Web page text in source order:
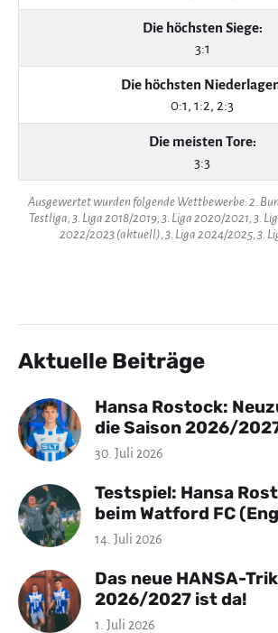
Die höchsten Siege:
3:1
Die höchsten
0:1, 1:2, 2:3
Die meisten Tore:
3:3
Ausgewertet wurden folgende Wettbewerbe: 2.
Testliga, 3. Liga 2018/2019, 3. Liga 2020/2021, 3.
2022/2023 (aktuell), 3. Liga 2024/2025, 3.
Aktuelle Beiträge
Hansa Rostock:
die Saison 2026/
30. Juli 2026
Testspiel: Hansa
beim Watford FC
14. Juli 2026
Das neue HANSA-
2026/2027 ist da!
1. Juli 2026